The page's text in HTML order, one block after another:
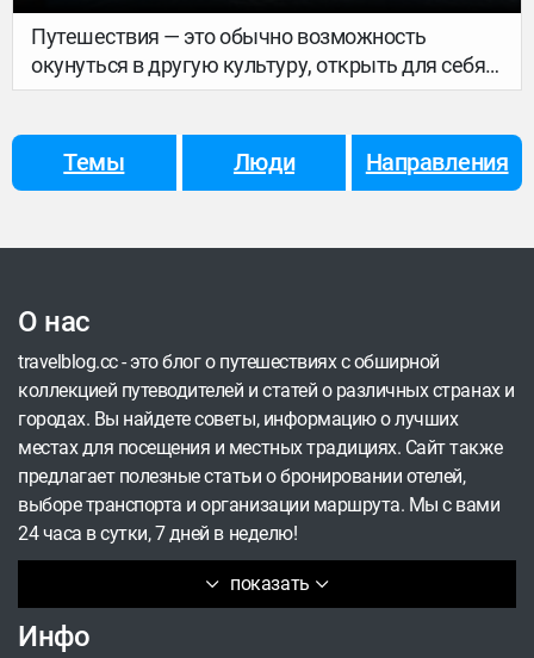
Путешествия — это обычно возможность
окунуться в другую культуру, открыть для себя
новые места и испытать незабываемые эмоции.
небольшим номерам с кроватью и ванной
комнатой, а существуют места, где можно
Темы Люди Направления
О нас
показать
travelblog.cc - это блог о путешествиях с обширной
коллекцией путеводителей и статей о различных странах и
городах. Вы найдете советы, информацию о лучших
местах для посещения и местных традициях. Сайт также
предлагает полезные статьи о бронировании отелей,
выборе транспорта и организации маршрута. Мы с вами
24 часа в сутки, 7 дней в неделю!
Инфо